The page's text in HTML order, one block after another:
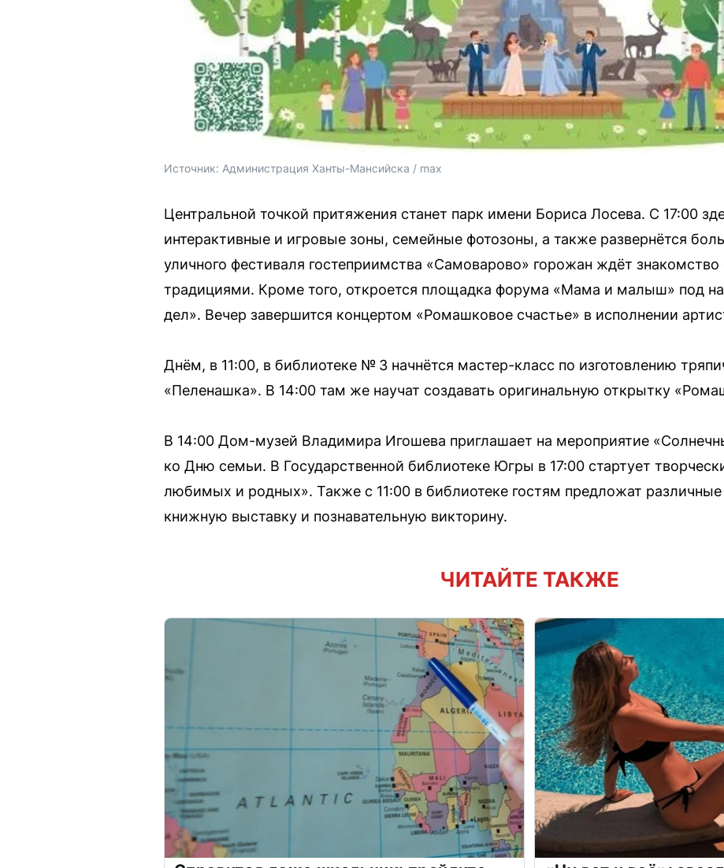
Источник: Администрация Ханты-Мансийска / max
Центральной точкой притяжения станет парк имени Бориса Лосева. С 17:00
интерактивные и игровые зоны, семейные фотозоны, а также развернётся
уличного фестиваля гостеприимства «Самоварово» горожан ждёт
традициями. Кроме того, откроется площадка форума «Мама и малыш» под
дел». Вечер завершится концертом «Ромашковое счастье» в исполнении
Днём, в 11:00, в библиотеке № 3 начнётся мастер-класс по изготовлению
«Пеленашка». В 14:00 там же научат создавать оригинальную открытку
В 14:00 Дом-музей Владимира Игошева приглашает на мероприятие
ко Дню семьи. В Государственной библиотеке Югры в 17:00 стартует
любимых и родных». Также с 11:00 в библиотеке гостям предложат
книжную выставку и познавательную викторину.
ЧИТАЙТЕ ТАКЖЕ